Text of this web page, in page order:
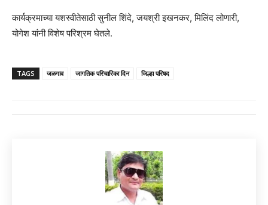
कार्यक्रमाच्या यशस्वीतेसाठी सुनील शिंदे, जयश्री इखनकर, मिलिंद लोणारी,
योगेश यांनी विशेष परिश्रम घेतले.
TAGS जळगाव जागतिक परिचारिका दिन जिल्हा परिषद